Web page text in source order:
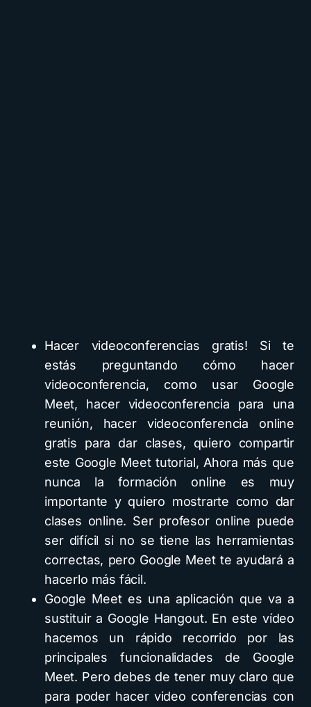
Hacer videoconferencias gratis! Si te
estás preguntando cómo hacer
videoconferencia, como usar Google
Meet, hacer videoconferencia para una
reunión, hacer videoconferencia online
gratis para dar clases, quiero compartir
este Google Meet tutorial, Ahora más que
nunca la formación online es muy
importante y quiero mostrarte como dar
clases online. Ser profesor online puede
ser difícil si no se tiene las herramientas
correctas, pero Google Meet te ayudará a
hacerlo más fácil.
Google Meet es una aplicación que va a
sustituir a Google Hangout. En este vídeo
hacemos un rápido recorrido por las
principales funcionalidades de Google
Meet. Pero debes de tener muy claro que
para poder hacer video conferencias con